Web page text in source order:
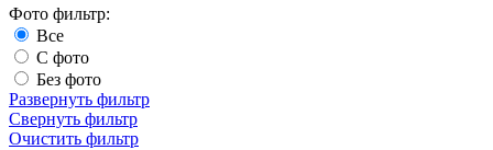
Фото фильтр:
Все
С фото
Без фото
Развернуть фильтр
Свернуть фильтр
Очистить фильтр